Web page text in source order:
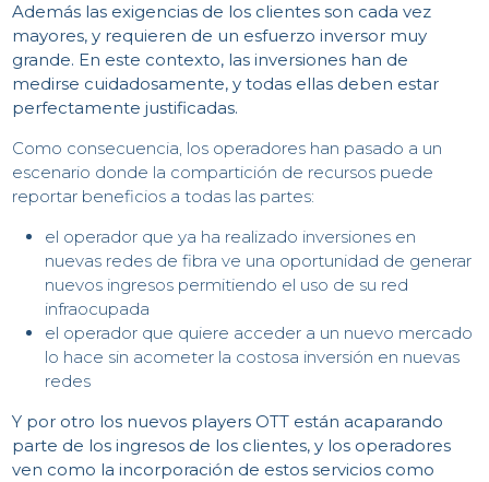
Además las exigencias de los clientes son cada vez
mayores, y requieren de un esfuerzo inversor muy
grande. En este contexto, las inversiones han de
medirse cuidadosamente, y todas ellas deben estar
perfectamente justificadas.
Como consecuencia, los operadores han pasado a un
escenario donde la compartición de recursos puede
reportar beneficios a todas las partes:
el operador que ya ha realizado inversiones en
nuevas redes de fibra ve una oportunidad de generar
nuevos ingresos permitiendo el uso de su red
infraocupada
el operador que quiere acceder a un nuevo mercado
lo hace sin acometer la costosa inversión en nuevas
redes
Y por otro los nuevos players OTT están acaparando
parte de los ingresos de los clientes, y los operadores
ven como la incorporación de estos servicios como